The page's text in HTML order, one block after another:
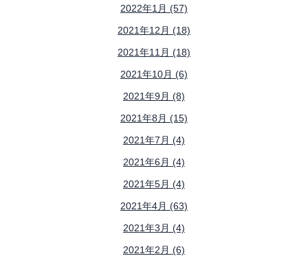
2022年1月 (57)
2021年12月 (18)
2021年11月 (18)
2021年10月 (6)
2021年9月 (8)
2021年8月 (15)
2021年7月 (4)
2021年6月 (4)
2021年5月 (4)
2021年4月 (63)
2021年3月 (4)
2021年2月 (6)